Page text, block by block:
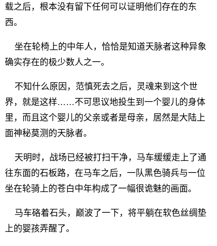
载之后，根本没有留下任何可以证明他们存在的东
西。
坐在轮椅上的中年人，恰恰是知道天脉者这种异象
确实存在的极少数人之一。
不知什么原因，范慎死去之后，灵魂来到这个世
界，就是这样……不可思议地投生到一个婴儿的身体
里，而且这个婴儿的父亲或者是母亲，居然是大陆上
面神秘莫测的天脉者。
天明时，战场已经被打扫干净，马车缓缓走上了通
往东面的石板路，在马车之后，一队黑色骑兵与一位
坐在轮骑上的苍白中年构成了一幅很诡魅的画面。
马车硌着石头，巅波了一下，将平躺在软色丝绸垫
上的婴孩弄醒了。